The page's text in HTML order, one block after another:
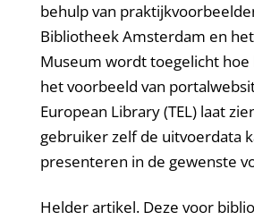
behulp van
Bibliotheek Amsterdam en het
Museum wordt toegelicht
het voorbeeld van
European Library (TEL) laat
gebruiker zelf de uitvoerdata
presenteren in de gewenste
Helder artikel. Deze voor